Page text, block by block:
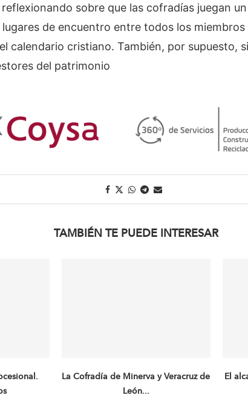
sobre que las cofradías juegan
de encuentro entre todos los
calendario cristiano. También, por supuesto,
del patrimonio
TAMBIÉN TE PUEDE INTERESAR
La Cofradía de Minerva y Veracruz de
León...
El